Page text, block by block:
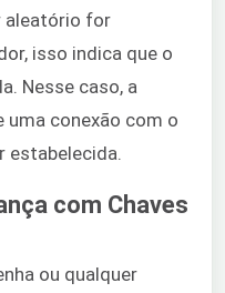
aleatório for
isso indica que o
Nesse caso, a
conexão com o
estabelecida.
com Chaves
ou qualquer